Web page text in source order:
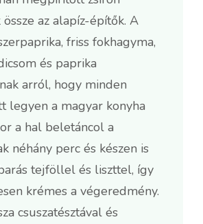
az alapíz-építők. A
friss fokhagyma,
és paprika
arról, hogy minden
legyen a magyar konyha
a hal beletáncol a
néhány perc és készen is
tejföllel és liszttel, így
krémes a végeredmény.
csuszatésztával és